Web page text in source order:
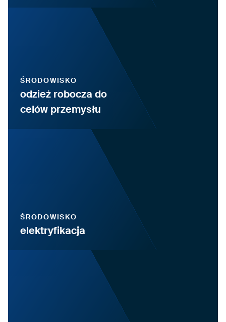
ŚRODOWISKO
odzież robocza do
celów przemysłu
ŚRODOWISKO
elektryfikacja